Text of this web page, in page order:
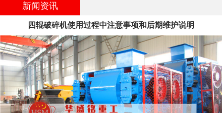
新闻资讯
四辊破碎机使用过程中注意事项和后期维护说明